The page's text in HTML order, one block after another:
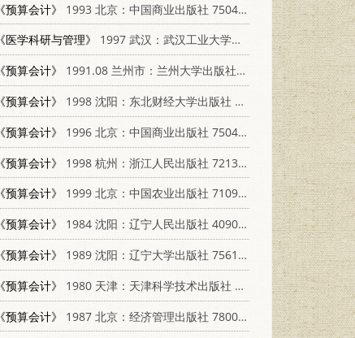
《预算会计》
1993 北京：中国商业出版社 7504423866
《医学科研与管理》
1997 武汉：武汉工业大学出版社 7562913056
《预算会计》
1991.08 兰州市：兰州大学出版社 7311004128
《预算会计》
1998 沈阳：东北财经大学出版社 781044428X
《预算会计》
1996 北京：中国商业出版社 7504430188
《预算会计》
1998 杭州：浙江人民出版社 7213017705
《预算会计》
1999 北京：中国农业出版社 7109057593
《预算会计》
1984 沈阳：辽宁人民出版社 4090·119
《预算会计》
1989 沈阳：辽宁大学出版社 7561007019
《预算会计》
1980 天津：天津科学技术出版社 4212·6
《预算会计》
1987 北京：经济管理出版社 7800250318